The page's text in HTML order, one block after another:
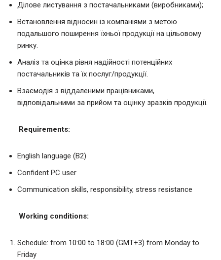
Ділове листування з постачальниками (виробниками);
Встановлення відносин із компаніями з метою
подальшого поширення їхньої продукції на цільовому
ринку.
Аналіз та оцінка рівня надійності потенційних
постачальників та їх послуг/продукції.
Взаємодія з віддаленими працівниками,
відповідальними за прийом та оцінку зразків продукції.
Requirements:
English language (B2)
Confident PC user
Communication skills, responsibility, stress resistance
Working conditions:
Schedule: from 10:00 to 18:00 (GMT+3) from Monday to
Friday